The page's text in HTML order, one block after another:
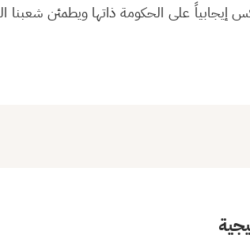
على الحكومة ذاتها ويطمئن شعبنا